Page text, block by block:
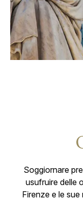
Soggiornare
usufruire delle
Firenze e le